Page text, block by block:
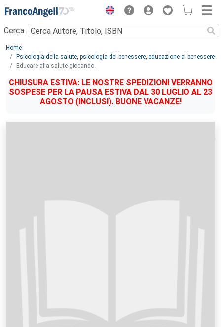
Menu
Cerca:
Main content
Home
Psicologia della salute, psicologia del benessere, educazione al benessere
Educare alla salute giocando.
CHIUSURA ESTIVA: LE NOSTRE SPEDIZIONI VERRANNO
SOSPESE PER LA PAUSA ESTIVA DAL 30 LUGLIO AL 23
AGOSTO (INCLUSI). BUONE VACANZE!